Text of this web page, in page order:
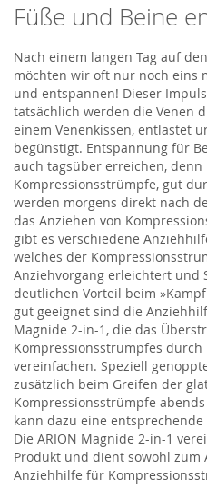
Füße und Beine
Nach einem langen Tag auf
möchten wir oft nur noch eins
und entspannen! Dieser
tatsächlich werden die Venen
einem Venenkissen, entlastet
begünstigt. Entspannung für
auch tagsüber erreichen,
Kompressionsstrümpfe, gut
werden morgens direkt nach
das Anziehen von
gibt es verschiedene
welches der
Anziehvorgang erleichtert und
deutlichen Vorteil beim
gut geeignet sind die
Magnide 2-in-1, die das
Kompressionsstrumpfes
vereinfachen. Speziell
zusätzlich beim Greifen der
Kompressionsstrümpfe
kann dazu eine
Die ARION Magnide 2-in-1
Produkt und dient sowohl zum
Anziehhilfe für